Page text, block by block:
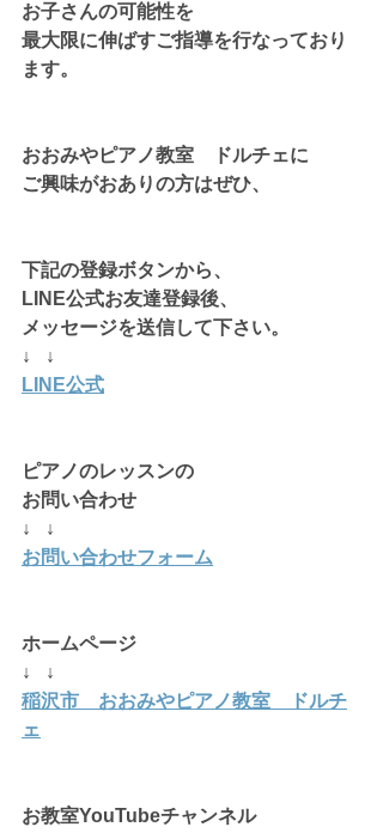
お子さんの可能性を
最大限に伸ばすご指導を行なっており
ます。
おおみやピアノ教室　ドルチェに
ご興味がおありの方はぜひ、
下記の登録ボタンから、
LINE公式お友達登録後、
メッセージを送信して下さい。
↓   ↓
LINE公式
ピアノのレッスンの
お問い合わせ
↓   ↓
お問い合わせフォーム
ホームページ
↓   ↓
稲沢市　おおみやピアノ教室　ドルチ
ェ
お教室YouTubeチャンネル